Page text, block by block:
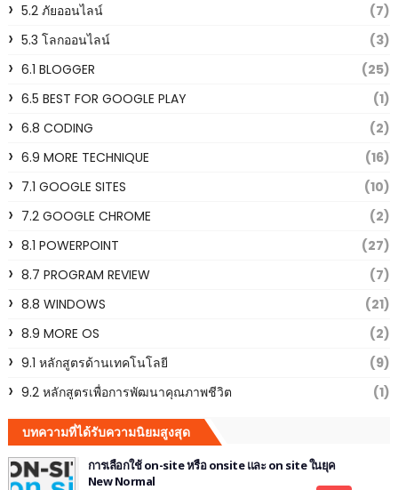
5.2 ภัยออนไลน์
(7)
5.3 โลกออนไลน์
(3)
6.1 BLOGGER
(25)
6.5 BEST FOR GOOGLE PLAY
(1)
6.8 CODING
(2)
6.9 MORE TECHNIQUE
(16)
7.1 GOOGLE SITES
(10)
7.2 GOOGLE CHROME
(2)
8.1 POWERPOINT
(27)
8.7 PROGRAM REVIEW
(7)
8.8 WINDOWS
(21)
8.9 MORE OS
(2)
9.1 หลักสูตรด้านเทคโนโลยี
(9)
9.2 หลักสูตรเพื่อการพัฒนาคุณภาพชีวิต
(1)
บทความที่ได้รับความนิยมสูงสุด
การเลือกใช้ on-site หรือ onsite และ on site ในยุค
New Normal